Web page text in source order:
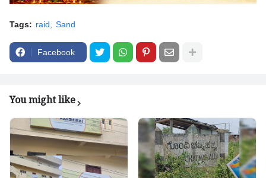
Tags: raid Sand
Facebook
You might like